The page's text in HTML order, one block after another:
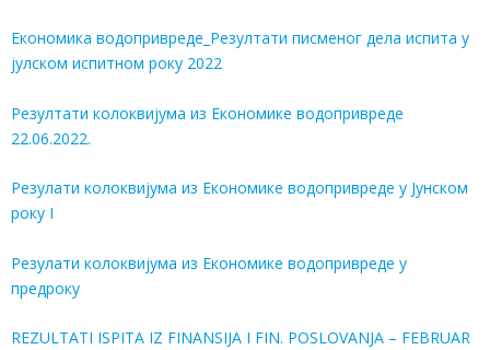
Економика водопривреде_Резултати писменог дела испита у
јулском испитном року 2022
Резултати колоквијума из Економике водопривреде
22.06.2022.
Резулати колоквијума из Економике водопривреде у Јунском
року I
Резулати колоквијума из Економике водопривреде у
предроку
REZULTATI ISPITA IZ FINANSIJA I FIN. POSLOVANJA – FEBRUAR